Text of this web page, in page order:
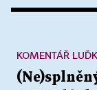
KOMENTÁŘ